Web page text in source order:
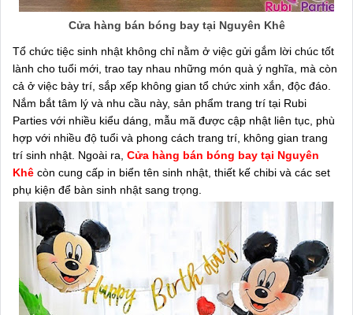
Cửa hàng bán bóng bay tại Nguyên Khê
Tổ chức tiệc sinh nhật không chỉ nằm ở việc gửi gắm lời chúc tốt
lành cho tuổi mới, trao tay nhau những món quà ý nghĩa, mà còn
cả ở việc bày trí, sắp xếp không gian tổ chức xinh xắn, độc đáo.
Nắm bắt tâm lý và nhu cầu này, sản phẩm trang trí tại Rubi
Parties với nhiều kiểu dáng, mẫu mã được cập nhật liên tục, phù
hợp với nhiều độ tuổi và phong cách trang trí, không gian trang
trí sinh nhật. Ngoài ra, Cửa hàng bán bóng bay tại Nguyên
Khê còn cung cấp in biển tên sinh nhật, thiết kế chibi và các set
phụ kiện để bàn sinh nhật sang trọng.